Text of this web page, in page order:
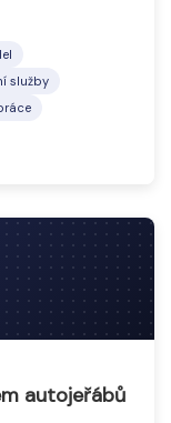
služby
autojeřábů